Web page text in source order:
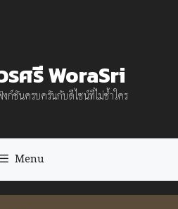
รศรี WoraSri
งก์ชันครบครันกับดีไซน์ที่ไม่ซ้ำใคร
Menu